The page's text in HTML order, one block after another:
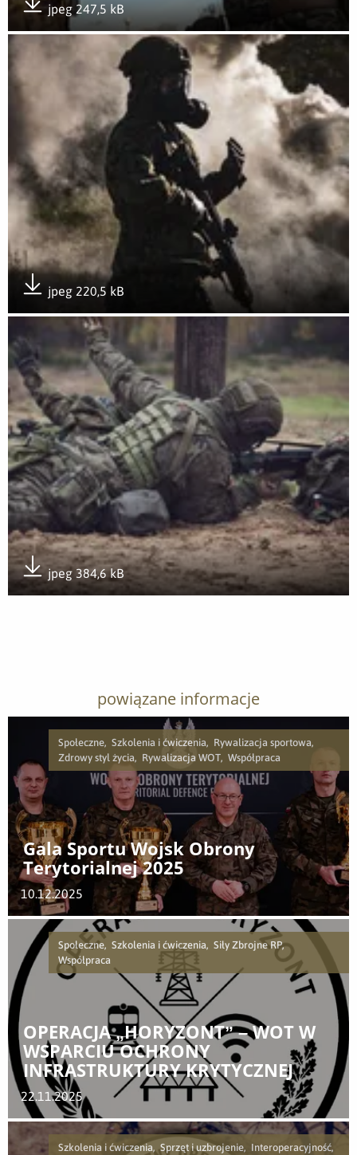
jpeg 247,5 kB
Pobierz załącznik
Otwórz załącznik OGNISTY PAŁAC 25 w 12 Wielkopolskiej
jpeg 220,5 kB
Otwórz załącznik OGNISTY PAŁAC 25 w 12 Wielkopolskiej
jpeg 384,6 kB
Pobierz załącznik
powiązane informacje
Społeczne, Szkolenia i ćwiczenia, Rywalizacja sportowa,
Zdrowy styl życia, Rywalizacja WOT, Współpraca
Gala Sportu Wojsk Obrony
Terytorialnej 2025
10.12.2025
Społeczne, Szkolenia i ćwiczenia, Siły Zbrojne RP,
Współpraca
OPERACJA „HORYZONT” – WOT W
WSPARCIU OCHRONY
INFRASTRUKTURY KRYTYCZNEJ
22.11.2025
Szkolenia i ćwiczenia, Sprzęt i uzbrojenie, Interoperacyjność,